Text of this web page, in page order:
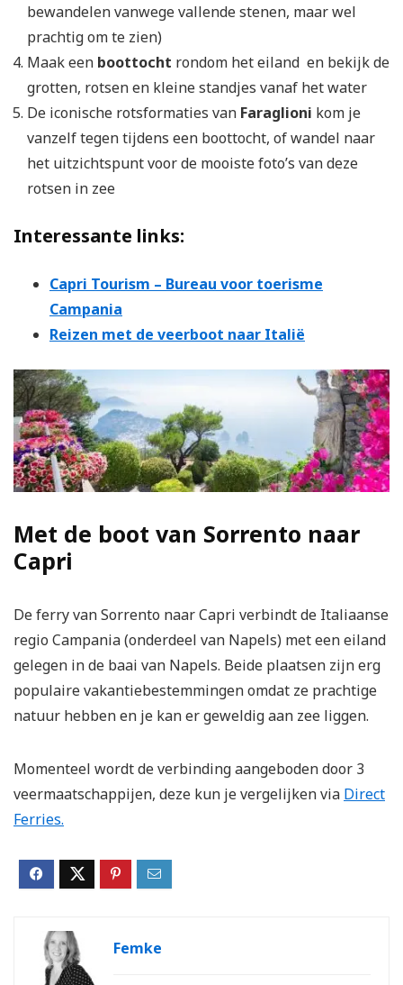
bewandelen vanwege vallende stenen, maar wel
prachtig om te zien)
Maak een boottocht rondom het eiland en bekijk de
grotten, rotsen en kleine standjes vanaf het water
De iconische rotsformaties van Faraglioni kom je
vanzelf tegen tijdens een boottocht, of wandel naar
het uitzichtspunt voor de mooiste foto’s van deze
rotsen in zee
Interessante links:
Capri Tourism – Bureau voor toerisme
Campania
Reizen met de veerboot naar Italië
Met de boot van Sorrento naar
Capri
De ferry van Sorrento naar Capri verbindt de Italiaanse
regio Campania (onderdeel van Napels) met een eiland
gelegen in de baai van Napels. Beide plaatsen zijn erg
populaire vakantiebestemmingen omdat ze prachtige
natuur hebben en je kan er geweldig aan zee liggen.
Momenteel wordt de verbinding aangeboden door 3
veermaatschappijen, deze kun je vergelijken via Direct
Ferries.
Femke